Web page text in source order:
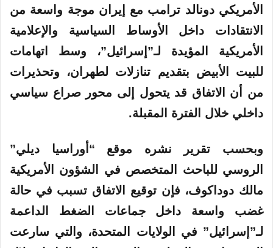
إ
ر
ن
الأمريكي دونالد ترامب مع
إيران موجة واسعة من
الانتقادات داخل الأوساط السياسية والإعلامية
الأمريكية المؤيدة لـ”إسرائيل”، وسط اتهامات
للبيت الأبيض بتقديم تنازلات لطهران، وتحذيرات
من أن الاتفاق قد يتحول إلى محور صراع سياسي
داخلي خلال الفترة المقبلة.
وبحسب تقرير نشره موقع “أوراسيا ديلي”
الروسي للباحث المتخصص في الشؤون الأمريكية
مالك دوداكوف، فإن توقيع الاتفاق تسبب في حالة
غضب واسعة داخل جماعات الضغط الداعمة
لـ”إسرائيل” في الولايات
المتحدة، والتي سارعت